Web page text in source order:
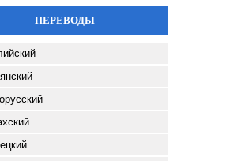
ПЕРЕВОДЫ